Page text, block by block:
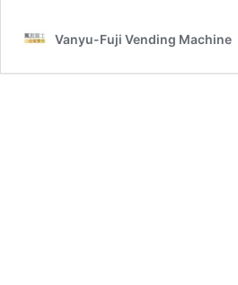
Vanyu-Fuji Vending Machine